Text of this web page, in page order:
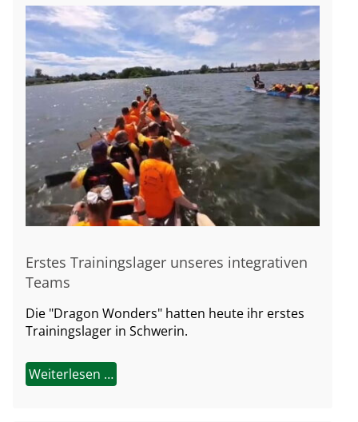
Erstes Trainingslager unseres integrativen
Teams
Die "Dragon Wonders" hatten heute ihr erstes
Trainingslager in Schwerin.
Weiterlesen …